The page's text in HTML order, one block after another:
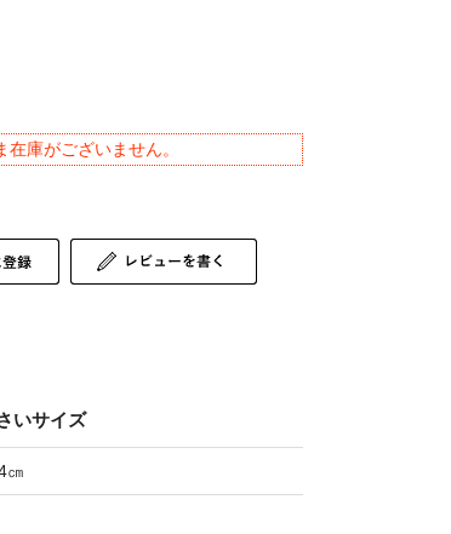
庫がございません。
いサイズ
㎝